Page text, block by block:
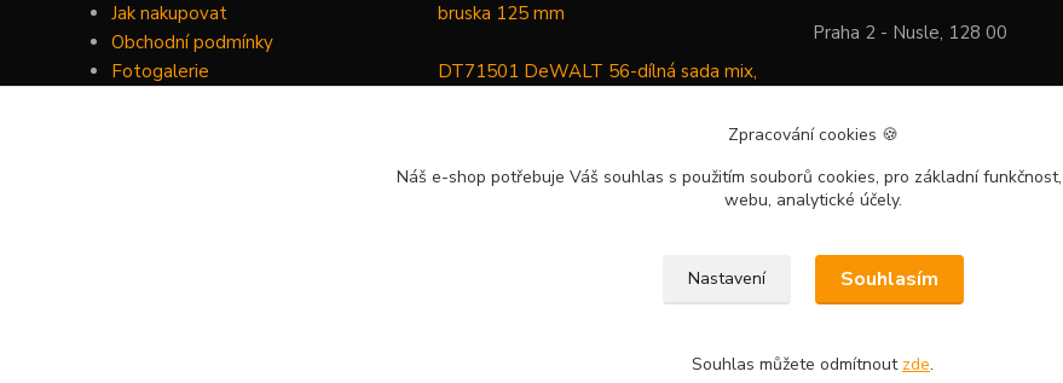
Jak nakupovat
Obchodní podmínky
Fotogalerie
bruska 125 mm
DT71501 DeWALT 56-dílná sada mix,
maznice 18 V XR Li-Ion samostatný stroj
Praha 2 - Nusle, 128 00
Zpracování cookies 🍪
Náš e-shop potřebuje Váš souhlas s použitím souborů cookies, pro základní
webu, analytické účely.
Nastavení Souhlasím
Souhlas můžete odmítnout zde.